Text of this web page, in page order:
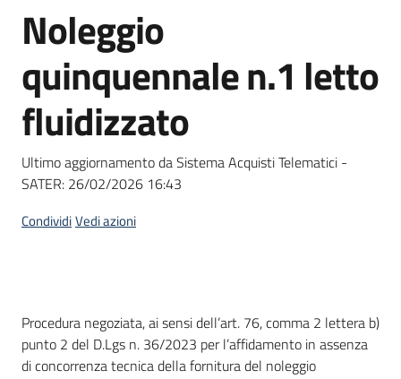
Bandi
strumenti
di
acquisto
Supporto
Salta al contenuto
Noleggio
quinquennale n.1 letto
fluidizzato
Ultimo aggiornamento da Sistema Acquisti Telematici -
SATER: 26/02/2026 16:43
CondividiVedi azioni
Dati del bando
Procedura negoziata, ai sensi dell’art. 76, comma 2 lettera b)
punto 2 del D.Lgs n. 36/2023 per l’affidamento in assenza
di concorrenza tecnica della fornitura del noleggio